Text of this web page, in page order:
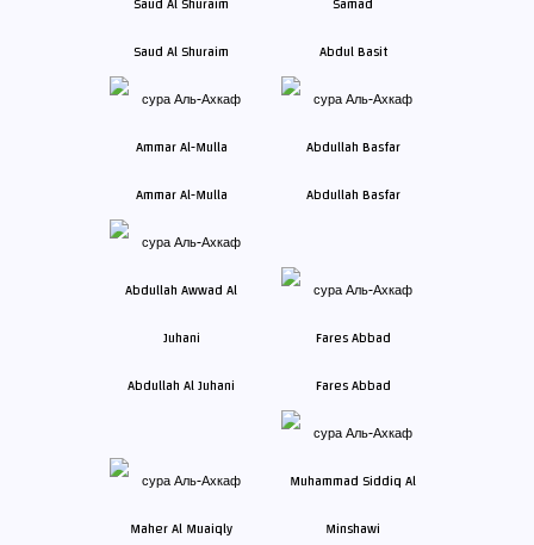
Saud Al Shuraim Abdul Basit
Ammar Al-Mulla Abdullah Basfar
Abdullah Al Juhani Fares Abbad